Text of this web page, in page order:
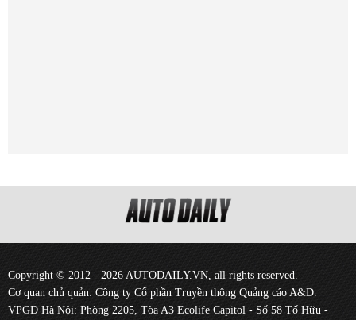
Copyright © 2012 - 2026 AUTODAILY.VN, all rights reserved.
Cơ quan chủ quản: Công ty Cổ phần Truyền thông Quảng cáo A&D.
VPGD Hà Nội: Phòng 2205, Tòa A3 Ecolife Capitol - Số 58 Tố Hữu -